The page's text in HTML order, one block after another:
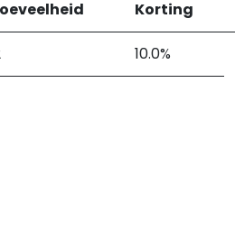
Korting
10.0%